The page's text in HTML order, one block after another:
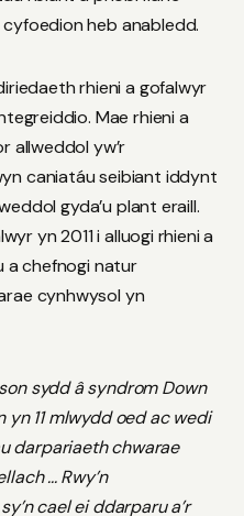
heb anabledd.
rhieni a gofalwyr
Mae rhieni a
allweddol yw’r
caniatáu seibiant iddynt
gyda’u plant eraill.
yn 2011 i alluogi rhieni a
a chefnogi natur
cynhwysol yn
sydd â syndrom Down
11 mlwydd oed ac wedi
darpariaeth chwarae
... Rwy’n
cael ei ddarparu a’r